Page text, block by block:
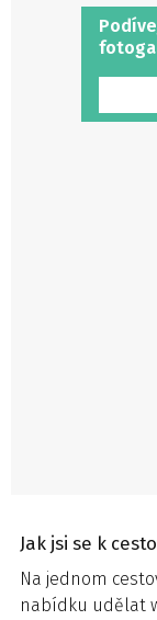
Jak jsi se k
Na jednom
nabídku udělat